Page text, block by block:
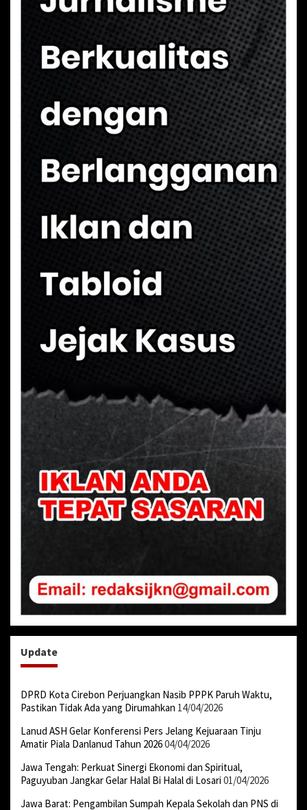
Update
DPRD Kota Cirebon Perjuangkan Nasib PPPK Paruh Waktu,
Pastikan Tidak Ada yang Dirumahkan 14/04/2026
Lanud ASH Gelar Konferensi Pers Jelang Kejuaraan Tinju
Amatir Piala Danlanud Tahun 202604/04/2026
Jawa Tengah: Perkuat Sinergi Ekonomi dan Spiritual,
Paguyuban Jangkar Gelar Halal Bi Halal di Losari 01/04/2026
Jawa Barat: Pengambilan Sumpah Kepala Sekolah dan PNS di